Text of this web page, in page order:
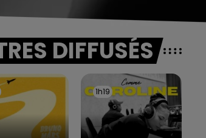
DIFFUSÉS
1h19
1h19